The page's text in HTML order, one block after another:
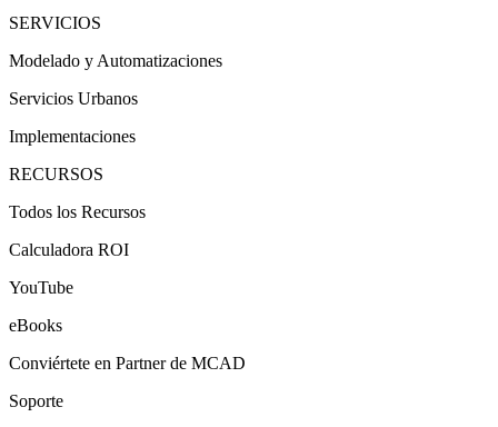
SERVICIOS
Modelado y Automatizaciones
Servicios Urbanos
Implementaciones
RECURSOS
Todos los Recursos
Calculadora ROI
YouTube
eBooks
Conviértete en Partner de MCAD
Soporte